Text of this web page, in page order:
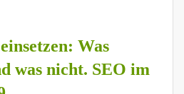
Was
was nicht. SEO im